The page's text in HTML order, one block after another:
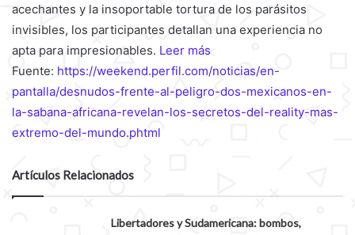
acechantes y la insoportable tortura de los parásitos
invisibles, los participantes detallan una experiencia no
apta para impresionables. Leer más
Fuente: https://weekend.perfil.com/noticias/en-
pantalla/desnudos-frente-al-peligro-dos-mexicanos-en-
la-sabana-africana-revelan-los-secretos-del-reality-mas-
extremo-del-mundo.phtml
Artículos Relacionados
Libertadores y Sudamericana: bombos,